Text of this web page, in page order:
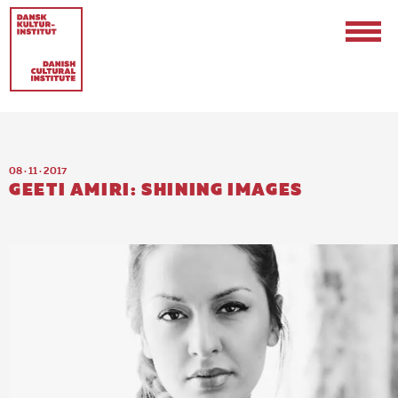
Contact
Events & Updates
Logo
Internships
08 · 11 · 2017
GEETI AMIRI: SHINING IMAGES